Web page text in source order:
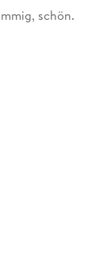
schön.